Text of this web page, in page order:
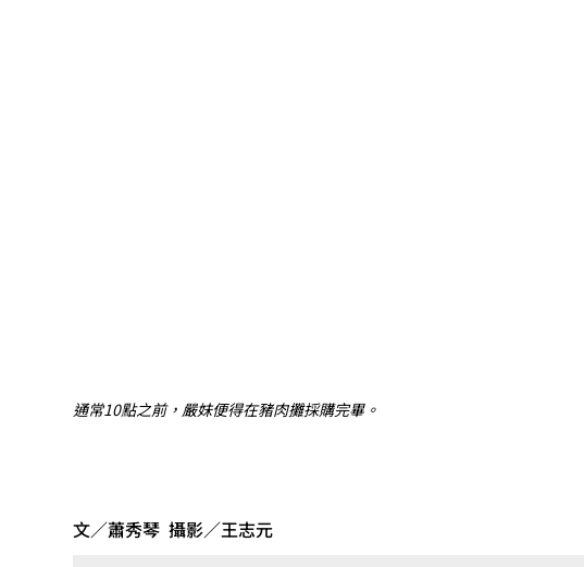
通常10點之前，嚴妹便得在豬肉攤採購完畢。
文／蕭秀琴 攝影／王志元